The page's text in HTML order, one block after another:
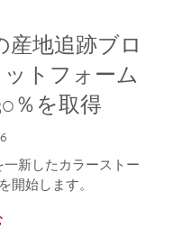
産地追跡ブロ
トフォーム
％を取得
新したカラーストー
開始します。